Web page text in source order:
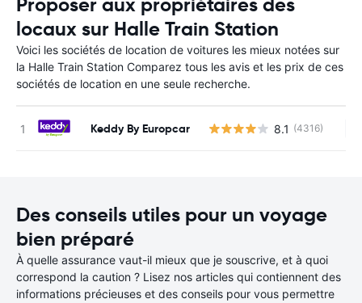
Proposer aux propriétaires des
locaux sur Halle Train Station
Voici les sociétés de location de voitures les mieux notées sur
la Halle Train Station Comparez tous les avis et les prix de ces
sociétés de location en une seule recherche.
Keddy By Europcar 8.1 (4316)
Des conseils utiles pour un voyage
bien préparé
À quelle assurance vaut-il mieux que je souscrive, et à quoi
correspond la caution ? Lisez nos articles qui contiennent des
informations précieuses et des conseils pour vous permettre